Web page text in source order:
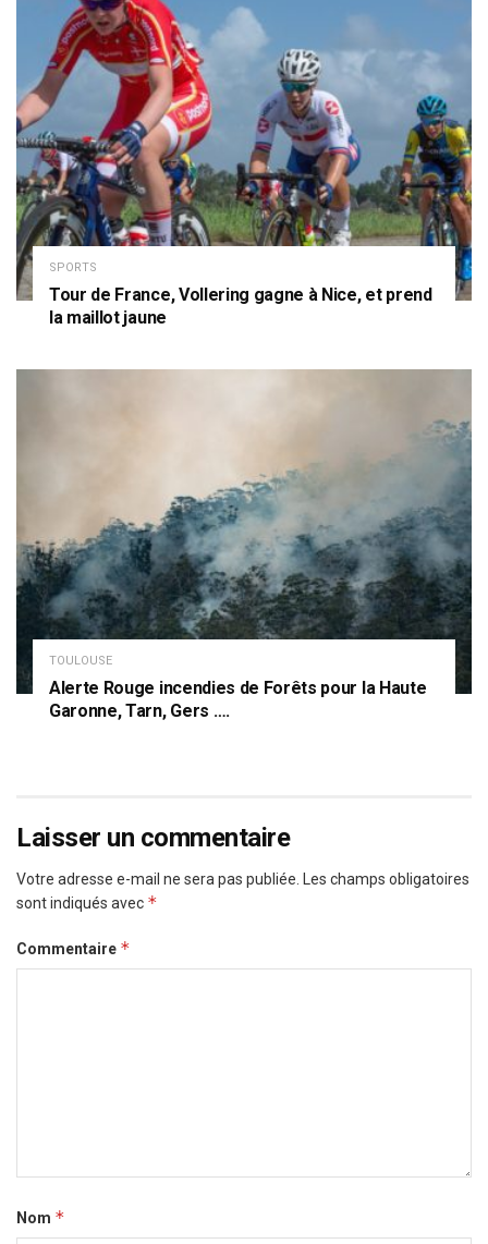
SPORTS
Tour de France, Vollering gagne à Nice, et prend
la maillot jaune
TOULOUSE
Alerte Rouge incendies de Forêts pour la Haute
Garonne, Tarn, Gers ….
Laisser un commentaire
Votre adresse e-mail ne sera pas publiée. Les champs obligatoires
sont indiqués avec *
Commentaire *
Nom *